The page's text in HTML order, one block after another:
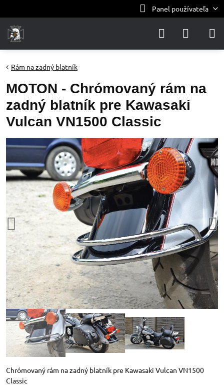
Panel používateľa
Rám na zadný blatník
MOTON - Chrómovaný rám na
zadný blatník pre Kawasaki
Vulcan VN1500 Classic
Chrómovaný rám na zadný blatník pre Kawasaki Vulcan VN1500
Classic